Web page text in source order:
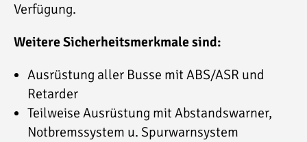
Verfügung.
Weitere Sicherheitsmerkmale sind:
Ausrüstung aller Busse mit ABS/ASR und
Retarder
Teilweise Ausrüstung mit Abstandswarner,
Notbremssystem u. Spurwarnsystem